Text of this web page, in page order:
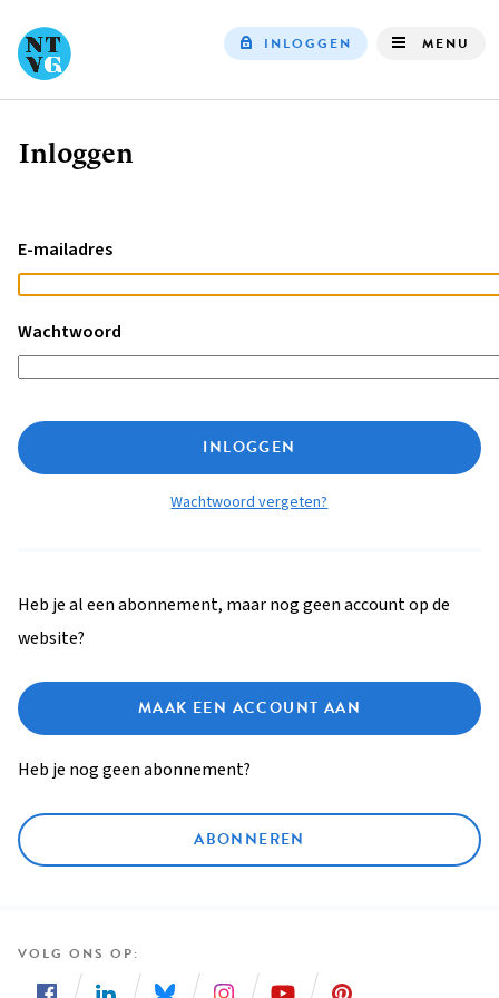
INLOGGEN MENU
Kruimelpad
Inloggen
E-mailadres
Wachtwoord
INLOGGEN
Wachtwoord vergeten?
Heb je al een abonnement, maar nog geen account op de
website?
MAAK EEN ACCOUNT AAN
Heb je nog geen abonnement?
ABONNEREN
VOLG ONS OP